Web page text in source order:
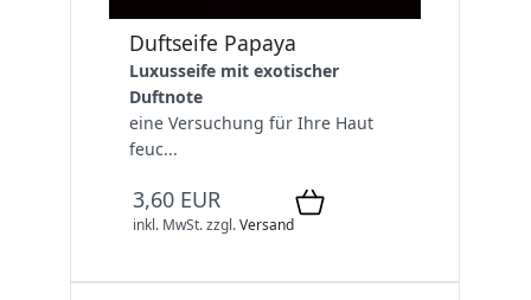
Duftseife Papaya
Luxusseife mit exotischer
Duftnote
eine Versuchung für Ihre Haut
feuc...
3,60 EUR
inkl. MwSt.zzgl.Versand